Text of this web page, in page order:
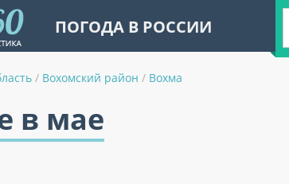
ПОГОДА В РОССИИ
/ Вохомский район / Вохма
в мае